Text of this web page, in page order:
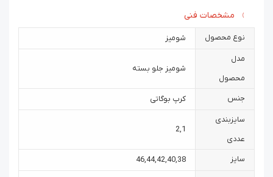
مشخصات فنی
نوع محصول شومیز
مدل
محصول
شومیز جلو بسته
جنس کرپ بوگاتی
سایزبندی
عددی
1
,
2
سایز 38
,
40
,
42
,
44
,
46